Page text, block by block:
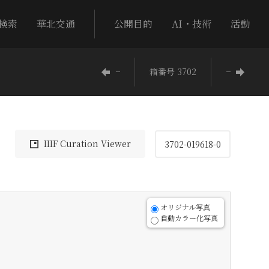
索 華北交通 公開目的 AI・技術 活動
− 箱番号 3702 −
IIIF Curation Viewer 3702-019618-0
オリジナル写真
自動カラー化写真